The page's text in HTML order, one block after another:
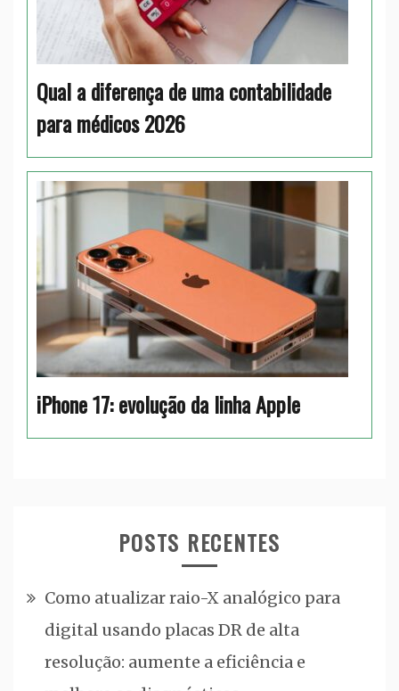
Qual a diferença de uma contabilidade
para médicos 2026
iPhone 17: evolução da linha Apple
POSTS RECENTES
Como atualizar raio-X analógico para
digital usando placas DR de alta
resolução: aumente a eficiência e